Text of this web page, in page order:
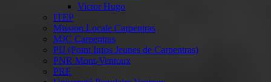
Victor Hugo
ITEP
Mission Locale Carpentras
MJC Carpentras
PIJ (Point Infos Jeunes de Carpentras)
PNR Mont-Ventoux
PRE